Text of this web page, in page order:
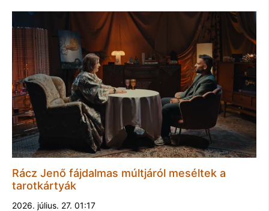
Rácz Jenő fájdalmas múltjáról meséltek a
tarotkártyák
2026. július. 27. 01:17